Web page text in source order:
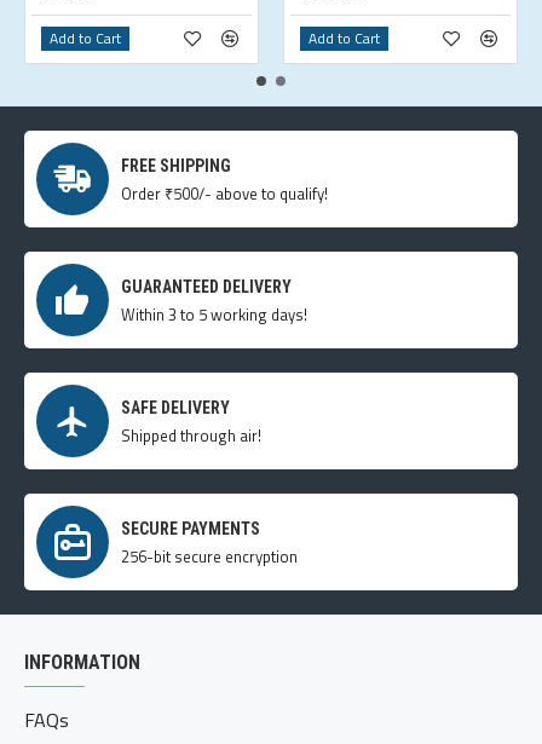
Add to Cart Add to Cart
FREE SHIPPING
Order ₹500/- above to qualify!
GUARANTEED DELIVERY
Within 3 to 5 working days!
SAFE DELIVERY
Shipped through air!
SECURE PAYMENTS
256-bit secure encryption
INFORMATION
FAQs